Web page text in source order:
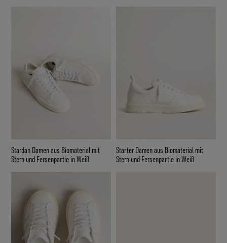
Stardan Damen aus Biomaterial mit
Stern und Fersenpartie in Weiß
Starter Damen aus Biomaterial mit
Stern und Fersenpartie in Weiß